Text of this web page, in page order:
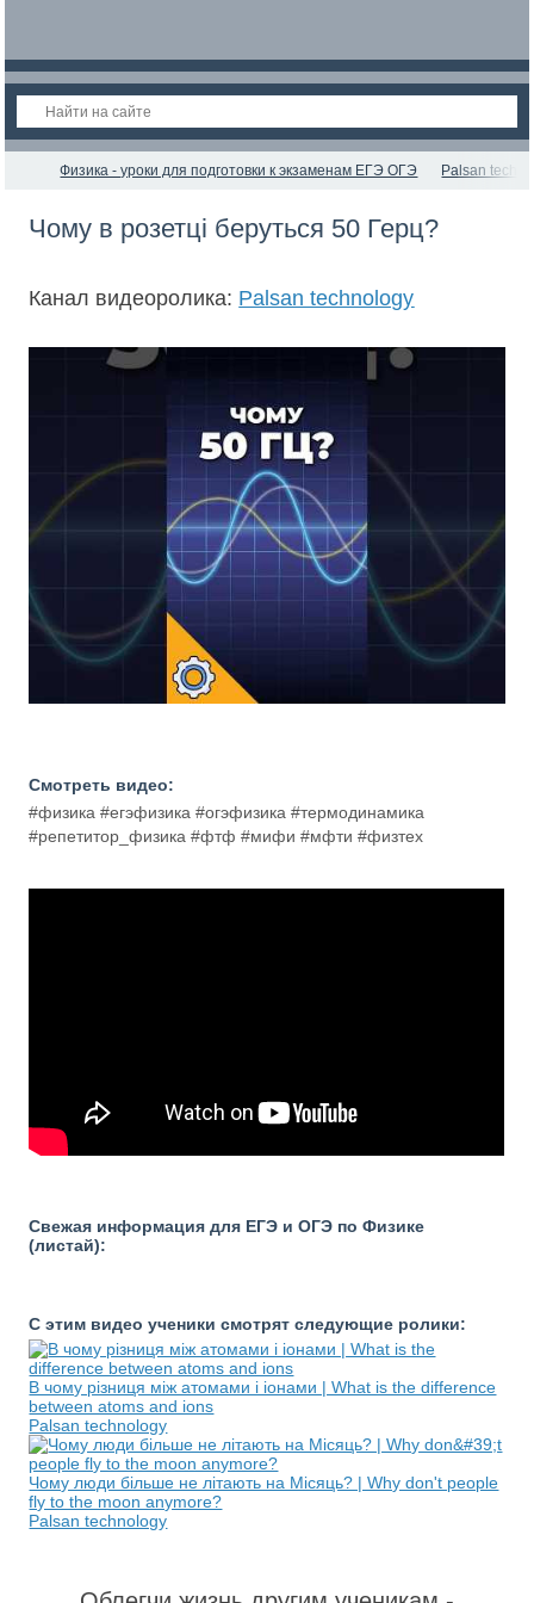
Физика - уроки для подготовки к экзаменам ЕГЭ ОГЭ Palsan
Чому в розетці беруться 50 Герц?
Канал видеоролика: Palsan technology
Смотреть видео:
#физика #егэфизика #огэфизика #термодинамика
#репетитор_физика #фтф #мифи #мфти #физтех
Свежая информация для ЕГЭ и ОГЭ по Физике
(листай):
С этим видео ученики смотрят следующие ролики:
В чому різниця між атомами і іонами | What is the difference
between atoms and ions
Palsan technology
Чому люди більше не літають на Місяць? | Why don't people
fly to the moon anymore?
Palsan technology